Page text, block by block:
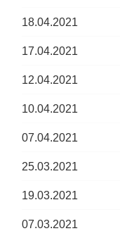
18.04.2021
17.04.2021
12.04.2021
10.04.2021
07.04.2021
25.03.2021
19.03.2021
07.03.2021